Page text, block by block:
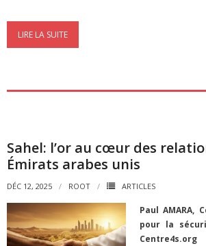
LIRE LA SUITE
Sahel: l’or au cœur des
Émirats arabes unis
DÉC 12, 2025 ROOT ARTICLES
Paul AMARA,
pour la
Centre4s.org